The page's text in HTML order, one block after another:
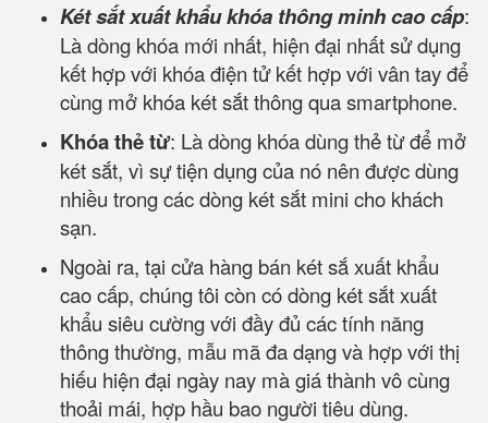
Két sắt xuất khẩu khóa thông minh cao cấp:
Là dòng khóa mới nhất, hiện đại nhất sử dụng
kết hợp với khóa điện tử kết hợp với vân tay để
cùng mở khóa két sắt thông qua smartphone.
Khóa thẻ từ: Là dòng khóa dùng thẻ từ để mở
két sắt, vì sự tiện dụng của nó nên được dùng
nhiều trong các dòng két sắt mini cho khách
sạn.
Ngoài ra, tại cửa hàng bán két sắ xuất khẩu
cao cấp, chúng tôi còn có dòng két sắt xuất
khẩu siêu cường với đầy đủ các tính năng
thông thường, mẫu mã đa dạng và hợp với thị
hiếu hiện đại ngày nay mà giá thành vô cùng
thoải mái, hợp hầu bao người tiêu dùng.